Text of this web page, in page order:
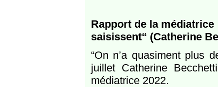
Rapport de la
saisissent“ (Catherine
“On n’a quasiment plus
juillet Catherine
médiatrice 2022.